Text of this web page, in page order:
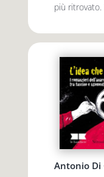
più ritrovato.
Antonio Di